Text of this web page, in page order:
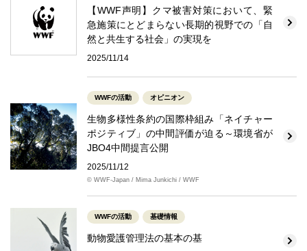
【WWF声明】クマ被害対策において、緊
急施策にとどまらない長期的視野での「自
然と共生する社会」の実現を
2025/11/14
WWFの活動 オピニオン
生物多様性条約の国際枠組み「ネイチャー
ポジティブ」の中間評価が迫る～環境省が
JBO4中間提言公開
2025/11/12
© WWF-Japan / Mima Junkichi / WWF
WWFの活動 基礎情報
動物愛護管理法の基本の基